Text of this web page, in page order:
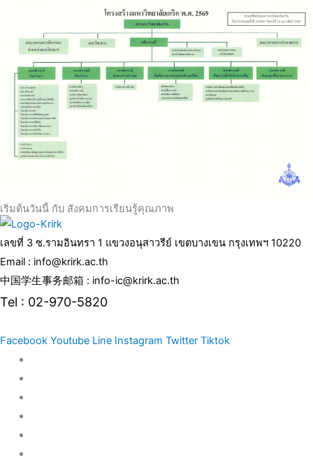
เริ่มต้นวันนี้ กับ สังคมการเรียนรู้คุณภาพ
เลขที่ 3 ซ.รามอินทรา 1 แขวงอนุสาวรีย์ เขตบางเขน กรุงเทพฯ 10220
Email : info@krirk.ac.th
中国学生事务邮箱 : info-ic@krirk.ac.th
Tel : 02-970-5820
Facebook Youtube Line Instagram Twitter Tiktok